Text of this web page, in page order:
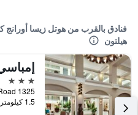
فنادق بالقرب من هوتل زيسا أورانج
هيلتون
3 نجوم
1.5 كيلومتر عن وسط المدينة